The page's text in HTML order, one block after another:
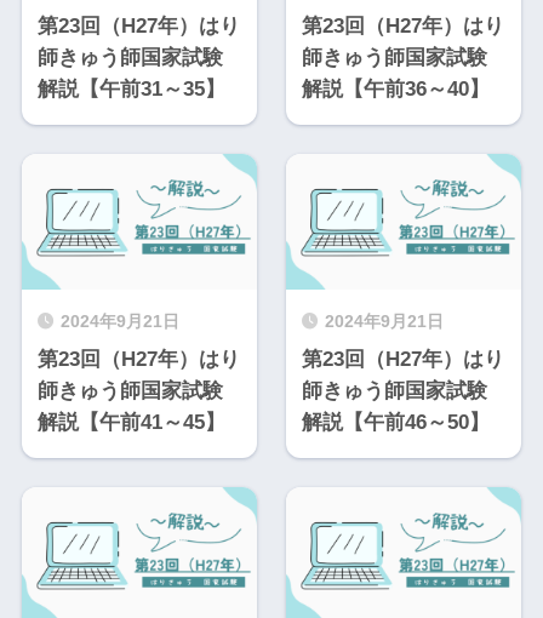
第23回（H27年）はり
師きゅう師国家試験
解説【午前31～35】
第23回（H27年）はり
師きゅう師国家試験
解説【午前36～40】
2024年9月21日
第23回（H27年）はり
師きゅう師国家試験
解説【午前41～45】
2024年9月21日
第23回（H27年）はり
師きゅう師国家試験
解説【午前46～50】